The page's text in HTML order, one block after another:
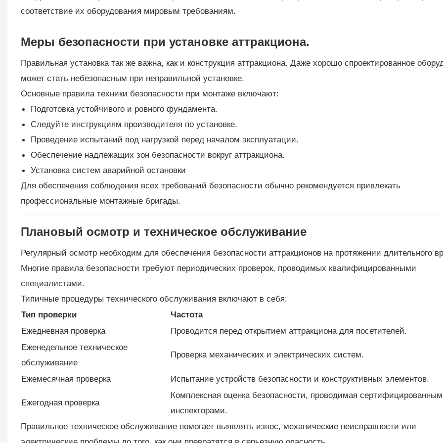
соответствие их оборудования мировым требованиям.
Меры безопасности при установке аттракциона.
Правильная установка так же важна, как и конструкция аттракциона. Даже хорошо спроектированное
может стать небезопасным при неправильной установке.
Основные правила техники безопасности при монтаже включают:
Подготовка устойчивого и ровного фундамента.
Следуйте инструкциям производителя по установке.
Проведение испытаний под нагрузкой перед началом эксплуатации.
Обеспечение надлежащих зон безопасности вокруг аттракциона.
Установка систем аварийной остановки
Для обеспечения соблюдения всех требований безопасности обычно рекомендуется привлекать
профессиональные монтажные бригады.
Плановый осмотр и техническое обслуживание
Регулярный осмотр необходим для обеспечения безопасности аттракционов на протяжении длительного
Многие правила безопасности требуют периодических проверок, проводимых квалифицированными
специалистами.
Типичные процедуры технического обслуживания включают в себя:
Тип проверки
Частота
Ежедневная проверка
Проводится перед открытием аттракциона для посетителей.
Еженедельное техническое
обслуживание
Проверка механических и электрических систем.
Ежемесячная проверка Испытание устройств безопасности и конструктивных элементов.
Ежегодная проверка
Комплексная оценка безопасности, проводимая
инспекторами.
Правильное техническое обслуживание помогает выявлять износ, механические неисправности или